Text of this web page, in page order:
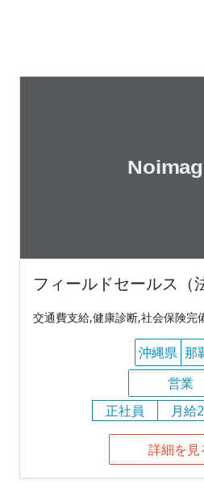
フィールドセールス（
交通費支給,健康診断,社会保険完
沖縄県 那
営業
正社員
月給
詳細を見